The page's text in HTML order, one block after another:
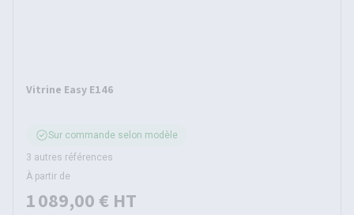
Vitrine Easy E146
Sur commande selon modèle
3 autres références
À partir de
1 089,00 € HT